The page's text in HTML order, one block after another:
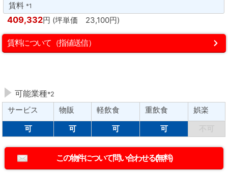
賃料*1
409,332円 (坪単価 23,100円)
賃料について（指値送信）
可能業種*2
サービス 物販 軽飲食 重飲食
娯楽
可
可 可 可